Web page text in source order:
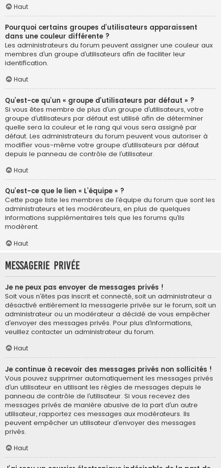
Haut
Pourquoi certains groupes d’utilisateurs apparaissent
dans une couleur différente ?
Les administrateurs du forum peuvent assigner une couleur aux
membres d’un groupe d’utilisateurs afin de faciliter leur
identification.
Haut
Qu’est-ce qu’un « groupe d’utilisateurs par défaut » ?
Si vous êtes membre de plus d’un groupe d’utilisateurs, votre
groupe d’utilisateurs par défaut est utilisé afin de déterminer
quelle sera la couleur et le rang qui vous sera assigné par
défaut. Les administrateurs du forum peuvent vous autoriser à
modifier vous-même votre groupe d’utilisateurs par défaut
depuis le panneau de contrôle de l’utilisateur.
Haut
Qu’est-ce que le lien « L’équipe » ?
Cette page liste les membres de l’équipe du forum que sont les
administrateurs et les modérateurs, en plus de quelques
informations supplémentaires tels que les forums qu’ils
modèrent.
Haut
Messagerie privée
Je ne peux pas envoyer de messages privés !
Soit vous n’êtes pas inscrit et connecté, soit un administrateur a
désactivé entièrement la messagerie privée sur le forum, soit un
administrateur ou un modérateur a décidé de vous empêcher
d’envoyer des messages privés. Pour plus d’informations,
veuillez contacter un administrateur du forum.
Haut
Je continue à recevoir des messages privés non sollicités !
Vous pouvez supprimer automatiquement les messages privés
d’un utilisateur en utilisant les règles de messages depuis le
panneau de contrôle de l’utilisateur. Si vous recevez des
messages privés de manière abusive de la part d’un autre
utilisateur, rapportez ces messages aux modérateurs. Ils
peuvent empêcher un utilisateur d’envoyer des messages
privés.
Haut